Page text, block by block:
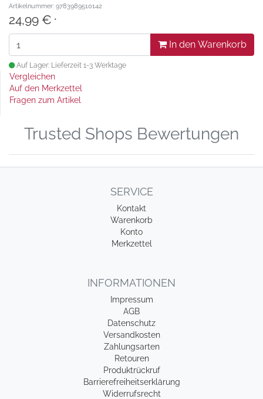
Artikelnummer: 9783989510142
24,99 € *
In den Warenkorb
Auf Lager: Lieferzeit 1-3 Werktage
Vergleichen
Auf den Merkzettel
Fragen zum Artikel
Trusted Shops Bewertungen
SERVICE
Kontakt
Warenkorb
Konto
Merkzettel
INFORMATIONEN
Impressum
AGB
Datenschutz
Versandkosten
Zahlungsarten
Retouren
Produktrückruf
Barrierefreiheitserklärung
Widerrufsrecht